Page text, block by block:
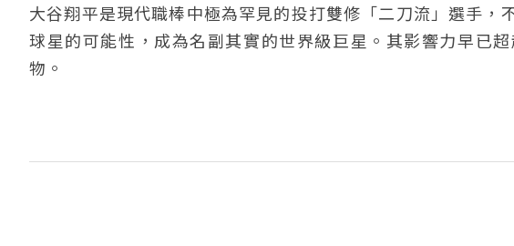
大谷翔平是現代職棒中極為罕見的投打雙修「二刀流」選手，
球星的可能性，成為名副其實的世界級巨星。其影響力早已
物。